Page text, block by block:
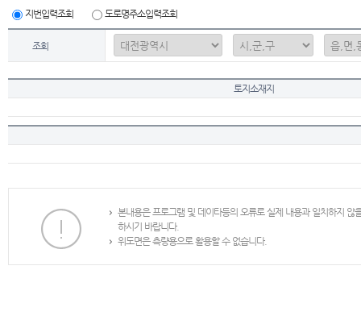
지번입력조회 도로명주소입력조회
조회
토지소재지
본내용은 프로그램 및 데이타등의 오류로 실제 내용과 일치하지
하시기 바랍니다.
위도면은 측량용으로 활용할 수 없습니다.